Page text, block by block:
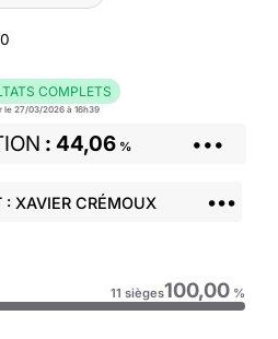
COMPLETS
le 27/03/2026 à 16h39
44,06 % •••
: XAVIER CRÉMOUX •••
11 sièges100,00%